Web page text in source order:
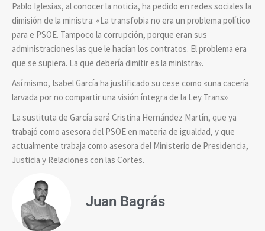
Pablo Iglesias, al conocer la noticia, ha pedido en redes sociales la
dimisión de la ministra: «La transfobia no era un problema político
para e PSOE. Tampoco la corrupción, porque eran sus
administraciones las que le hacían los contratos. El problema era
que se supiera. La que debería dimitir es la ministra».
Así mismo, Isabel García ha justificado su cese como «una cacería
larvada por no compartir una visión íntegra de la Ley Trans»
La sustituta de García será Cristina Hernández Martín, que ya
trabajó como asesora del PSOE en materia de igualdad, y que
actualmente trabaja como asesora del Ministerio de Presidencia,
Justicia y Relaciones con las Cortes.
Juan Bagrás